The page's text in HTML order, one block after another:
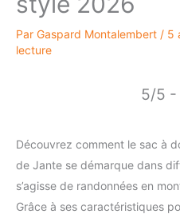
Par Gaspard Montalembert / 5
lecture
5/5 -
Découvrez comment le sac à
de Jante se démarque dans
s’agisse de randonnées en
Grâce à ses caractéristiques